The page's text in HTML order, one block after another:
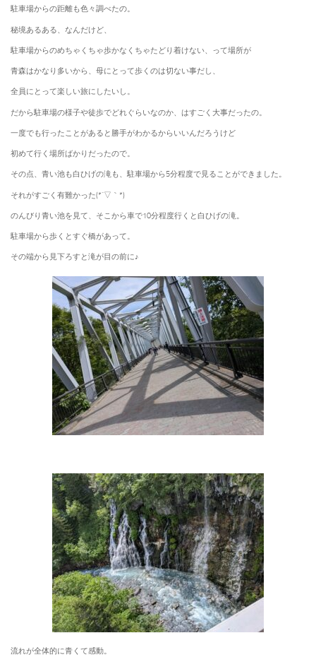
駐車場からの距離も色々調べたの。
秘境あるある、なんだけど、
駐車場からのめちゃくちゃ歩かなくちゃたどり着けない、って場所が
青森はかなり多いから、母にとって歩くのは切ない事だし、
全員にとって楽しい旅にしたいし。
だから駐車場の様子や徒歩でどれぐらいなのか、はすごく大事だったの。
一度でも行ったことがあると勝手がわかるからいいんだろうけど
初めて行く場所ばかりだったので。
その点、青い池も白ひげの滝も、駐車場から5分程度で見ることができました。
それがすごく有難かった(*´▽｀*)
のんびり青い池を見て、そこから車で10分程度行くと白ひげの滝。
駐車場から歩くとすぐ橋があって。
その端から見下ろすと滝が目の前に♪
流れが全体的に青くて感動。